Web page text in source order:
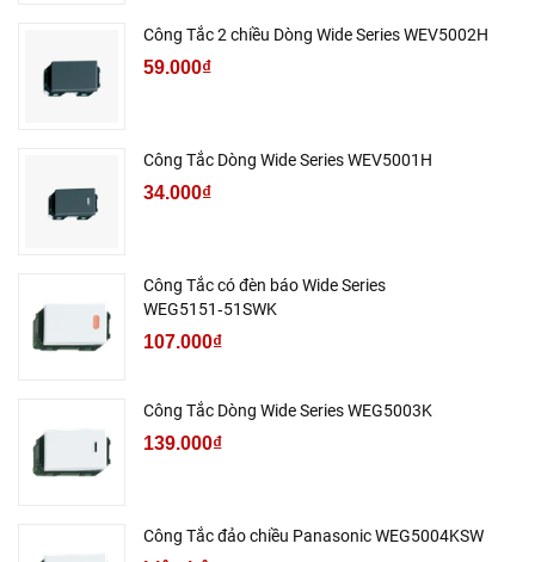
Công Tắc 2 chiều Dòng Wide Series WEV5002H
59.000₫
Công Tắc Dòng Wide Series WEV5001H
34.000₫
Công Tắc có đèn báo Wide Series
WEG5151‑51SWK
107.000₫
Công Tắc Dòng Wide Series WEG5003K
139.000₫
Công Tắc đảo chiều Panasonic WEG5004KSW